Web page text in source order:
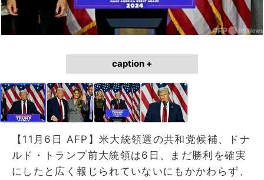
caption +
【11月6日 AFP】米大統領選の共和党候補、ドナ
ルド・トランプ前大統領は6日、まだ勝利を確実
にしたと広く報じられていないにもかかわらず、